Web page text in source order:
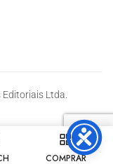
COMPRAR
Ltda.